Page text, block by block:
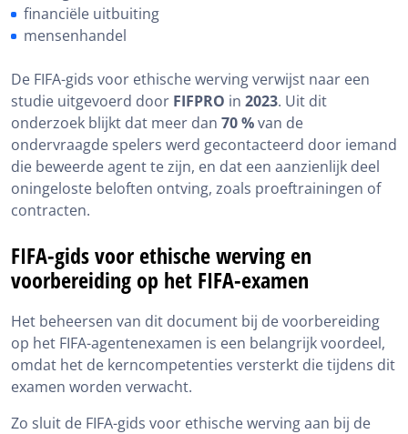
financiële uitbuiting
mensenhandel
De FIFA-gids voor ethische werving verwijst naar een
studie uitgevoerd door FIFPRO in 2023. Uit dit
onderzoek blijkt dat meer dan 70 %van de
ondervraagde spelers werd gecontacteerd door iemand
die beweerde agent te zijn, en dat een aanzienlijk deel
oningeloste beloften ontving, zoals proeftrainingen of
contracten.
FIFA-gids voor ethische werving en
voorbereiding op het FIFA-examen
Het beheersen van dit document bij de voorbereiding
op het FIFA-agentenexamen is een belangrijk voordeel,
omdat het de kerncompetenties versterkt die tijdens dit
examen worden verwacht.
Zo sluit de FIFA-gids voor ethische werving aan bij de